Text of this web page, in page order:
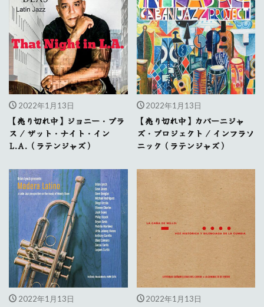
2022年1月13日
【売り切れ中】ジョニー・ブラ
ス / ザット・ナイト・イン
L.A.（ラテンジャズ）
2022年1月13日
【売り切れ中】カバーニジャ
ズ・プロジェクト / インフラソ
ニック（ラテンジャズ）
2022年1月13日 2022年1月13日